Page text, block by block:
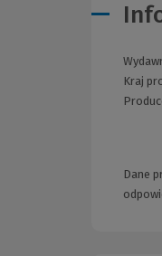
Kraj
Dane